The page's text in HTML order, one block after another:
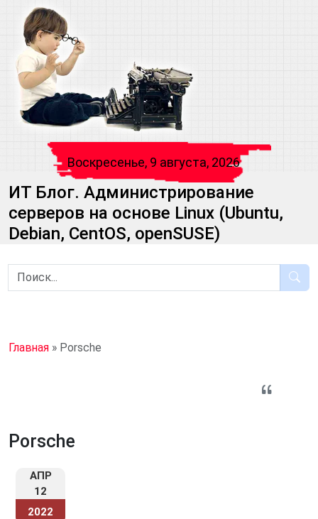
Воскресенье, 9 августа, 2026
ИТ Блог. Администрирование
серверов на основе Linux (Ubuntu,
Debian, CentOS, openSUSE)
Главная » Porsche
Porsche
АПР
12
2022